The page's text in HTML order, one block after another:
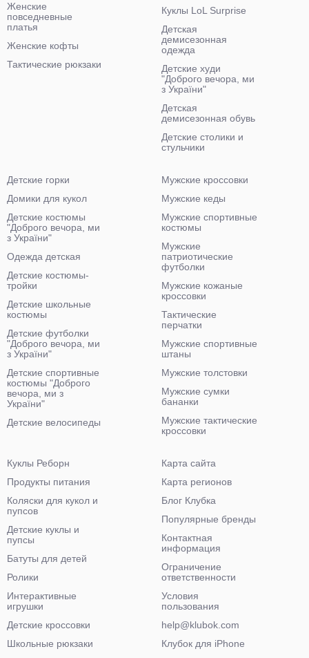
Женские
повседневные
платья
Женские кофты
Тактические рюкзаки
Куклы LoL Surprise
Детская
демисезонная
одежда
Детские худи
"Доброго вечора, ми
з України"
Детская
демисезонная обувь
Детские столики и
стульчики
Детские горки
Домики для кукол
Детские костюмы
"Доброго вечора, ми
з України"
Одежда детская
Детские костюмы-
тройки
Детские школьные
костюмы
Детские футболки
"Доброго вечора, ми
з України"
Детские спортивные
костюмы "Доброго
вечора, ми з
України"
Детские велосипеды
Мужские кроссовки
Мужские кеды
Мужские спортивные
костюмы
Мужские
патриотические
футболки
Мужские кожаные
кроссовки
Тактические
перчатки
Мужские спортивные
штаны
Мужские толстовки
Мужские сумки
бананки
Мужские тактические
кроссовки
Куклы Реборн
Продукты питания
Коляски для кукол и
пупсов
Детские куклы и
пупсы
Батуты для детей
Ролики
Интерактивные
игрушки
Детские кроссовки
Школьные рюкзаки
Карта сайта
Карта регионов
Блог Клубка
Популярные бренды
Контактная
информация
Ограничение
ответственности
Условия
пользования
help@klubok.com
Клубок для iPhone